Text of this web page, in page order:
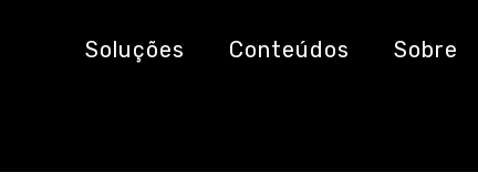
Soluções Conteúdos Sobre